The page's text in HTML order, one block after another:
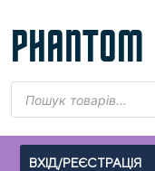
to
content
PHANTOM
Пошук
товарів
ВХІД/РЕЄСТРАЦІЯ